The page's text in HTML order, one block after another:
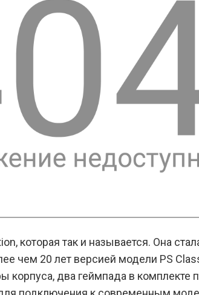
которая так и называется. Она
чем 20 лет версией модели PS
два геймпада в комплекте